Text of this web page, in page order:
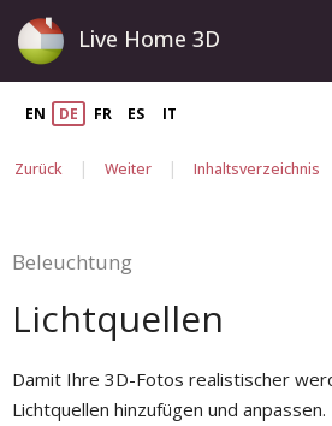
Live Home 3D
EN DE FR ES IT
Zurück | Weiter | Inhaltsverzeichnis
Beleuchtung
Lichtquellen
Damit Ihre 3D-Fotos realistischer
Lichtquellen hinzufügen und